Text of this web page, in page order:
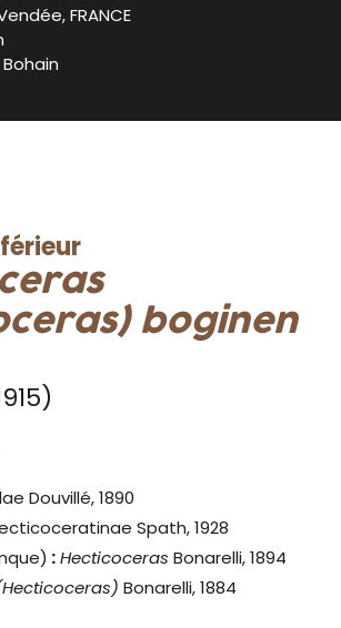
FRANCE
boginen
Douvillé, 1890
Spath, 1928
: Hecticoceras Bonarelli, 1894
Bonarelli, 1884